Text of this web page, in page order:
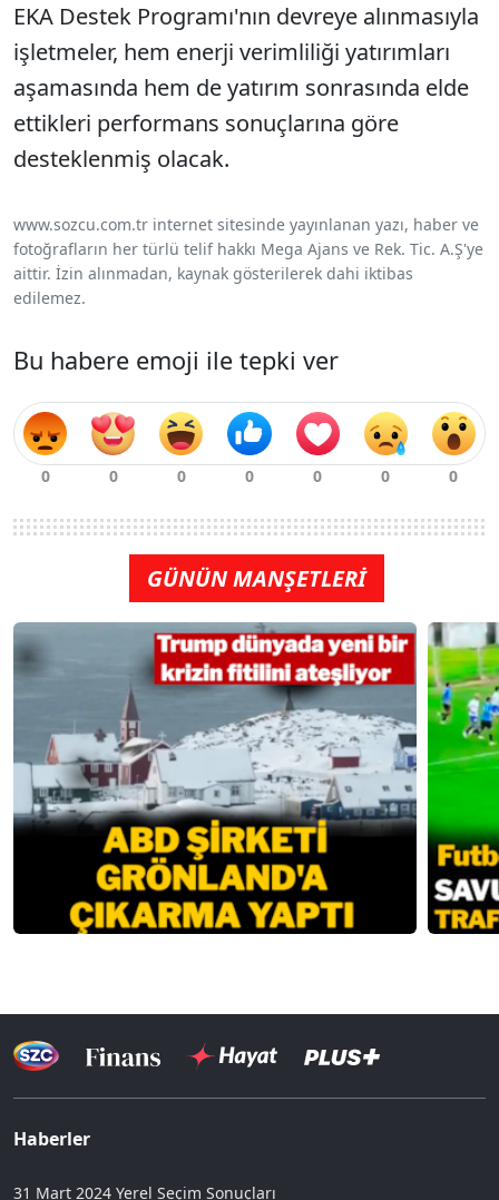
EKA Destek Programı'nın devreye alınmasıyla
işletmeler, hem enerji verimliliği yatırımları
aşamasında hem de yatırım sonrasında elde
ettikleri performans sonuçlarına göre
desteklenmiş olacak.
www.sozcu.com.tr internet sitesinde yayınlanan yazı, haber ve
fotoğrafların her türlü telif hakkı Mega Ajans ve Rek. Tic. A.Ş'ye
aittir. İzin alınmadan, kaynak gösterilerek dahi iktibas
edilemez.
Bu habere emoji ile tepki ver
GÜNÜN MANŞETLERİ
Haberler
31 Mart 2024 Yerel Seçim Sonuçları